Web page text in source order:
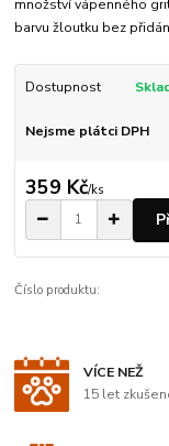
množství vápenného
barvu žloutku bez
Dostupnost
Nejsme plátci DPH
359 Kč/ks
Číslo produktu:
VÍCE NEŽ
15 let